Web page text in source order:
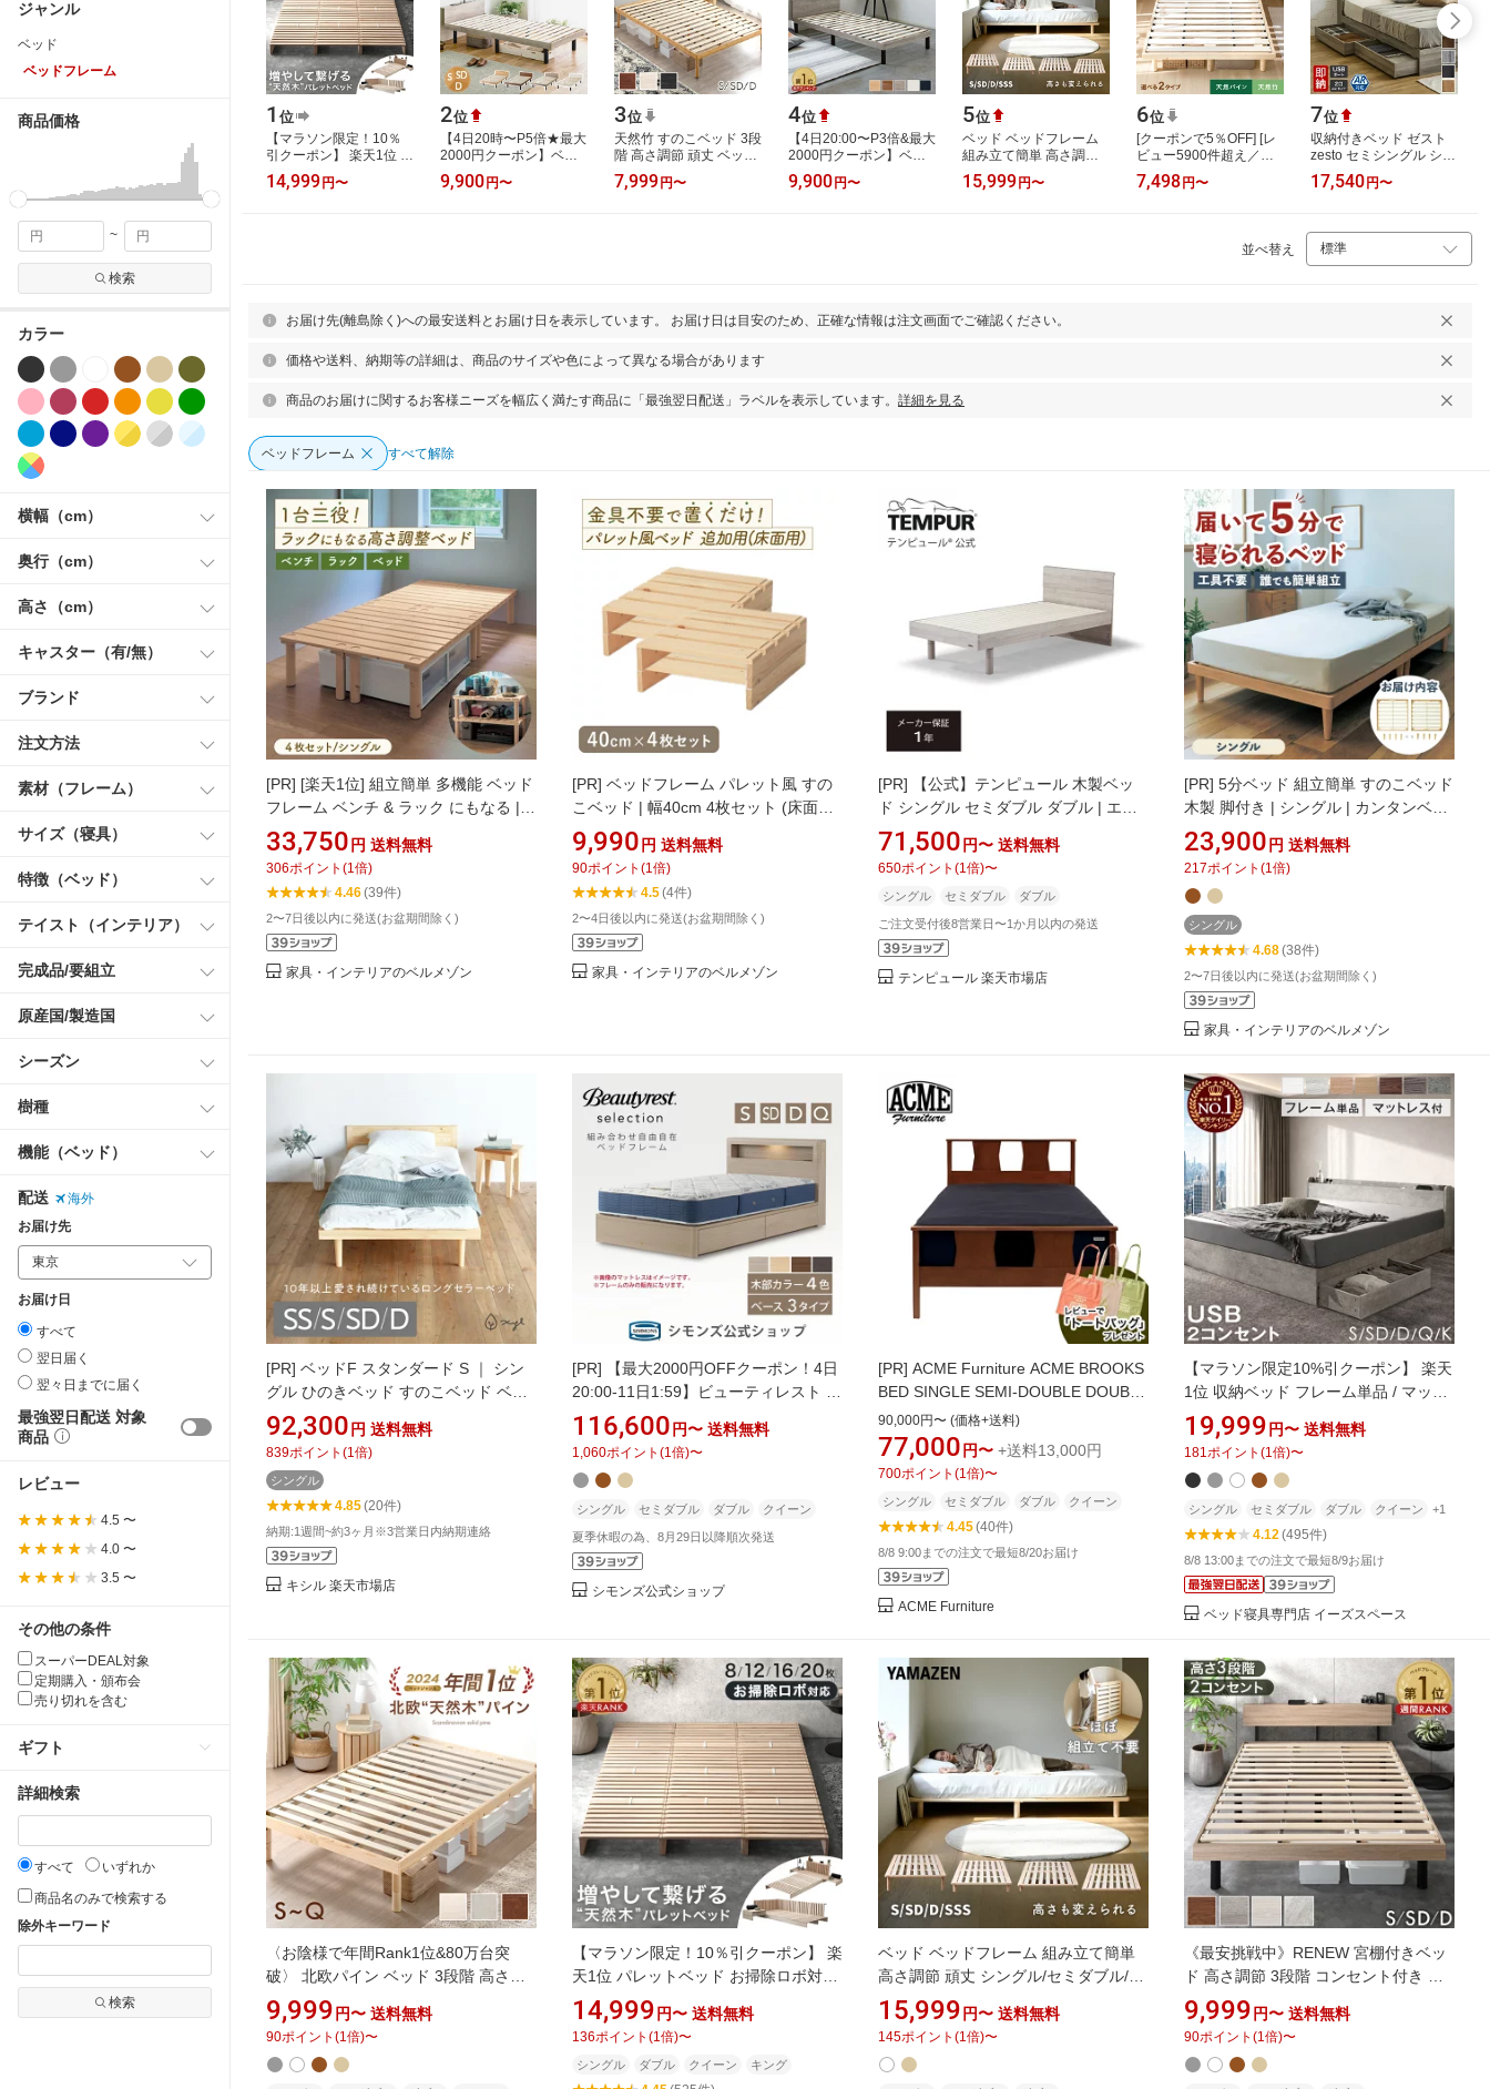
ジャンル
ベッド
ベッドフレーム
商品価格
~
検索
カラー
横幅（cm）
奥行（cm）
高さ（cm）
キャスター（有/無）
ブランド
注文方法
素材（フレーム）
サイズ（寝具）
特徴（ベッド）
テイスト（インテリア）
完成品/要組立
原産国/製造国
シーズン
樹種
機能（ベッド）
配送
海外
お届け先
お届け日
すべて
翌日届く
翌々日までに届く
最強翌日配送 対象
商品
レビュー
4.5 〜
4.0 〜
3.5 〜
その他の条件
スーパーDEAL対象
定期購入・頒布会
売り切れを含む
ギフト
詳細検索
すべて
いずれか
商品名のみで検索する
除外キーワード
検索
1 位
【マラソン限定！10％
引クーポン】 楽天1位 パ
レットベッド お掃除ロ
ボ対応 天然木パイン シ
14,999 円〜
2位
【4日20時〜P5倍★最大
2000円クーポン】ベッ
ド シングルベッド すの
こベッド ホープ 3段高さ
9,900 円〜
3位
天然竹 すのこベッド 3段
階 高さ調節 頑丈 ベッド
フレーム ベッド ベット
すのこ スノコベット バ
7,999 円〜
4位
【4日20:00〜P3倍&最大
2000円クーポン】ベッ
ド マットレス付き シン
グル すのこベッド 宮棚
9,900 円〜
5位
ベッド ベッドフレーム
組み立て簡単 高さ調節
頑丈 シングル/セミダブ
ル/ダブル/セミシングル
15,999 円〜
6位
[クーポンで5％OFF] [レ
ビュー5900件超え／高
評価4.29点] ベッド すの
こベッド すのこ シング
7,498 円〜
7位
収納付きベッド ゼスト
zesto セミシングル シン
グル セミダブル ダブル
クイーン キング すのこ
17,540 円〜
並べ替え
お届け先(離島除く)への最安送料とお届け日を表示しています。 お届け日は目安のため、正確な情報は注文画面でご確認ください。
価格や送料、納期等の詳細は、商品のサイズや色によって異なる場合があります
商品のお届けに関するお客様ニーズを幅広く満たす商品に「最強翌日配送」ラベルを表示しています。 詳細を見る
ベッドフレーム すべて解除
[PR] [楽天1位] 組立簡単 多機能 ベッド
フレーム ベンチ & ラック にもなる | 4
枚セット | カンタンベッド 組み替え
OK 高さ調整OK 来客 脚付き 買い足し
高さ 脚 ベッド ベット bed 寝室 新生活
組み合わせ
33,750 円 送料無料
306ポイント (1倍)
4.46(39件)
2〜7日後以内に発送(お盆期間除く)
家具・インテリアのベルメゾン
[PR] ベッドフレーム パレット風 すの
こベッド | 幅40cm 4枚セット (床面用)
| カンタンベッド 天然木 通気性 組み換
え フロアベッド ステージベッド 一人
暮らし 新生活 寝室 ローベッド 組合せ
ベッド ナチュラル
9,990 円 送料無料
90ポイント (1倍)
4.5(4件)
2〜4日後以内に発送(お盆期間除く)
家具・インテリアのベルメゾン
[PR]
【公式】テンピュール 木製ベッ
ド シングル セミダブル ダブル | エイ
ル | ヘッドボード ベッド下収納可 メー
カー保証1年
71,500 円〜 送料無料
650ポイント (1倍)〜
シングル セミダブル ダブル
ご注文受付後8営業日〜1か月以内の発送
テンピュール 楽天市場店
[PR] 5分ベッド 組立簡単 すのこベッド
木製 脚付き | シングル | カンタンベッ
ド ベッド 組み立て 簡単 ベッドフレー
ム 引っ越し 届いてすぐ 女性1人 脚付
き 寝室 新生活 シンプル すぐ寝 おしゃ
れ 移動 組立 ロー ミドル 5分
23,900 円 送料無料
217ポイント (1倍)
シングル
4.68(38件)
2〜7日後以内に発送(お盆期間除く)
家具・インテリアのベルメゾン
[PR] ベッドF スタンダード S ｜ シン
グル ひのきベッド すのこベッド ベッ
ドフレーム 国産ひのき 無垢材 低ホル
ムアルデヒド F☆☆☆☆ 簡単組立 耐
荷重200kg オイル塗装 シンプル 日本
製
92,300 円 送料無料
839ポイント (1倍)
シングル
4.85(20件)
納期:1週間~約3ヶ月※3営業日内納期連絡
キシル 楽天市場店
[PR]
【最大2000円OFFクーポン！4日
20:00-11日1:59】ビューティレスト セ
レクション ボックス2 ベッドフレーム
【シモンズ公式】引き出し/ステーショ
ン/ダブルクッション 収納棚&照明付き
木製 シングル セミダブル ダブル クイ
ーン ベッド コンセント付き 収納 すの
こ
116,600 円〜 送料無料
1,060ポイント (1倍)〜
シングル セミダブル ダブル クイーン
夏季休暇の為、8月29日以降順次発送
シモンズ公式ショップ
[PR] ACME Furniture ACME BROOKS
BED SINGLE SEMI-DOUBLE DOUBLE
QUEEN ブルックス ベッドフレーム シ
ングル セミダブル ダブル クイーン イ
ンテリア ベッドフレーム ベッド フレ
ーム 寝具 開梱設置付
90,000円〜 (価格+送料)
77,000 円〜 +送料13,000円
700ポイント (1倍)〜
シングル セミダブル ダブル クイーン
4.45(40件)
8/8 9:00までの注文で最短8/20お届け
ACME Furniture
【マラソン限定10%引クーポン】 楽天
1位 収納ベッド フレーム単品 / マット
レス付き ベッド USB コンセント シン
グルベッド セミダブルベッド ダブル
ベッド クイーンベッド 収納付きベッ
ド ベッドフレーム マットレス付 ベッ
トフレーム マットレスセット
19,999 円〜 送料無料
181ポイント (1倍)〜
シングル セミダブル ダブル クイーン +1
4.12(495件)
8/8 13:00までの注文で最短8/9お届け
ベッド寝具専門店 イーズスペース
〈お陰様で年間Rank1位&80万台突
破〉 北欧パイン ベッド 3段階 高さ調
節 天然木 ベッドフレーム ベット すの
こベッド すのこ シングルベッド セミ
ダブルベッド ダブルベッド クイーン
ベッド 木製 北欧 シングル セミダブル
9,999 円〜 送料無料
90ポイント (1倍)〜
【マラソン限定！10％引クーポン】 楽
天1位 パレットベッド お掃除ロボ対応
天然木パイン シングルベッド セミダ
ブルベッド ダブルベッド クイーンベ
ッド シングル セミダブル ダブル クイ
ーン キング ファミリーベッド すのこ
14,999 円〜 送料無料
136ポイント (1倍)〜
シングル ダブル クイーン キング
ベッド ベッドフレーム 組み立て簡単
高さ調節 頑丈 シングル/セミダブル/ダ
ブル/セミシングルショート すのこベ
ッド パタントベッド2 木製 折りたたみ
ベッド 並べる 連結 すのこ きしみにく
い 本体完成品山善 YAMAZEN 【送料
15,999 円〜 送料無料
145ポイント (1倍)〜
《最安挑戦中》RENEW 宮棚付きベッ
ド 高さ調節 3段階 コンセント付き キ
ング対応 シングルベッド セミダブル
ベッド ダブルベッド シングル セミダ
ブル ダブル ベッドフレーム すのこベ
ッド すのこベット ベット ベットフレ
9,999 円〜 送料無料
90ポイント (1倍)〜